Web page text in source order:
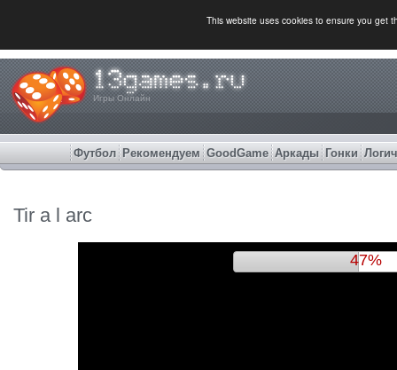
This website uses cookies to ensure you get
Игры Онлайн
Футбол Рекомендуем GoodGame Аркады Гонки
Tir a l arc
50%